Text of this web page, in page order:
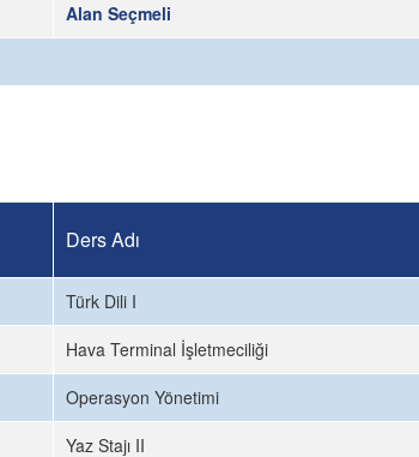
Alan Seçmeli
Ders Adı
Türk Dili I
Hava Terminal İşletmeciliği
Operasyon Yönetimi
Yaz Stajı II